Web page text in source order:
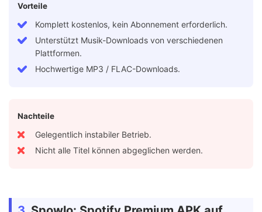
Vorteile
Komplett kostenlos, kein Abonnement erforderlich.
Unterstützt Musik-Downloads von verschiedenen
Plattformen.
Hochwertige MP3 / FLAC-Downloads.
Nachteile
Gelegentlich instabiler Betrieb.
Nicht alle Titel können abgeglichen werden.